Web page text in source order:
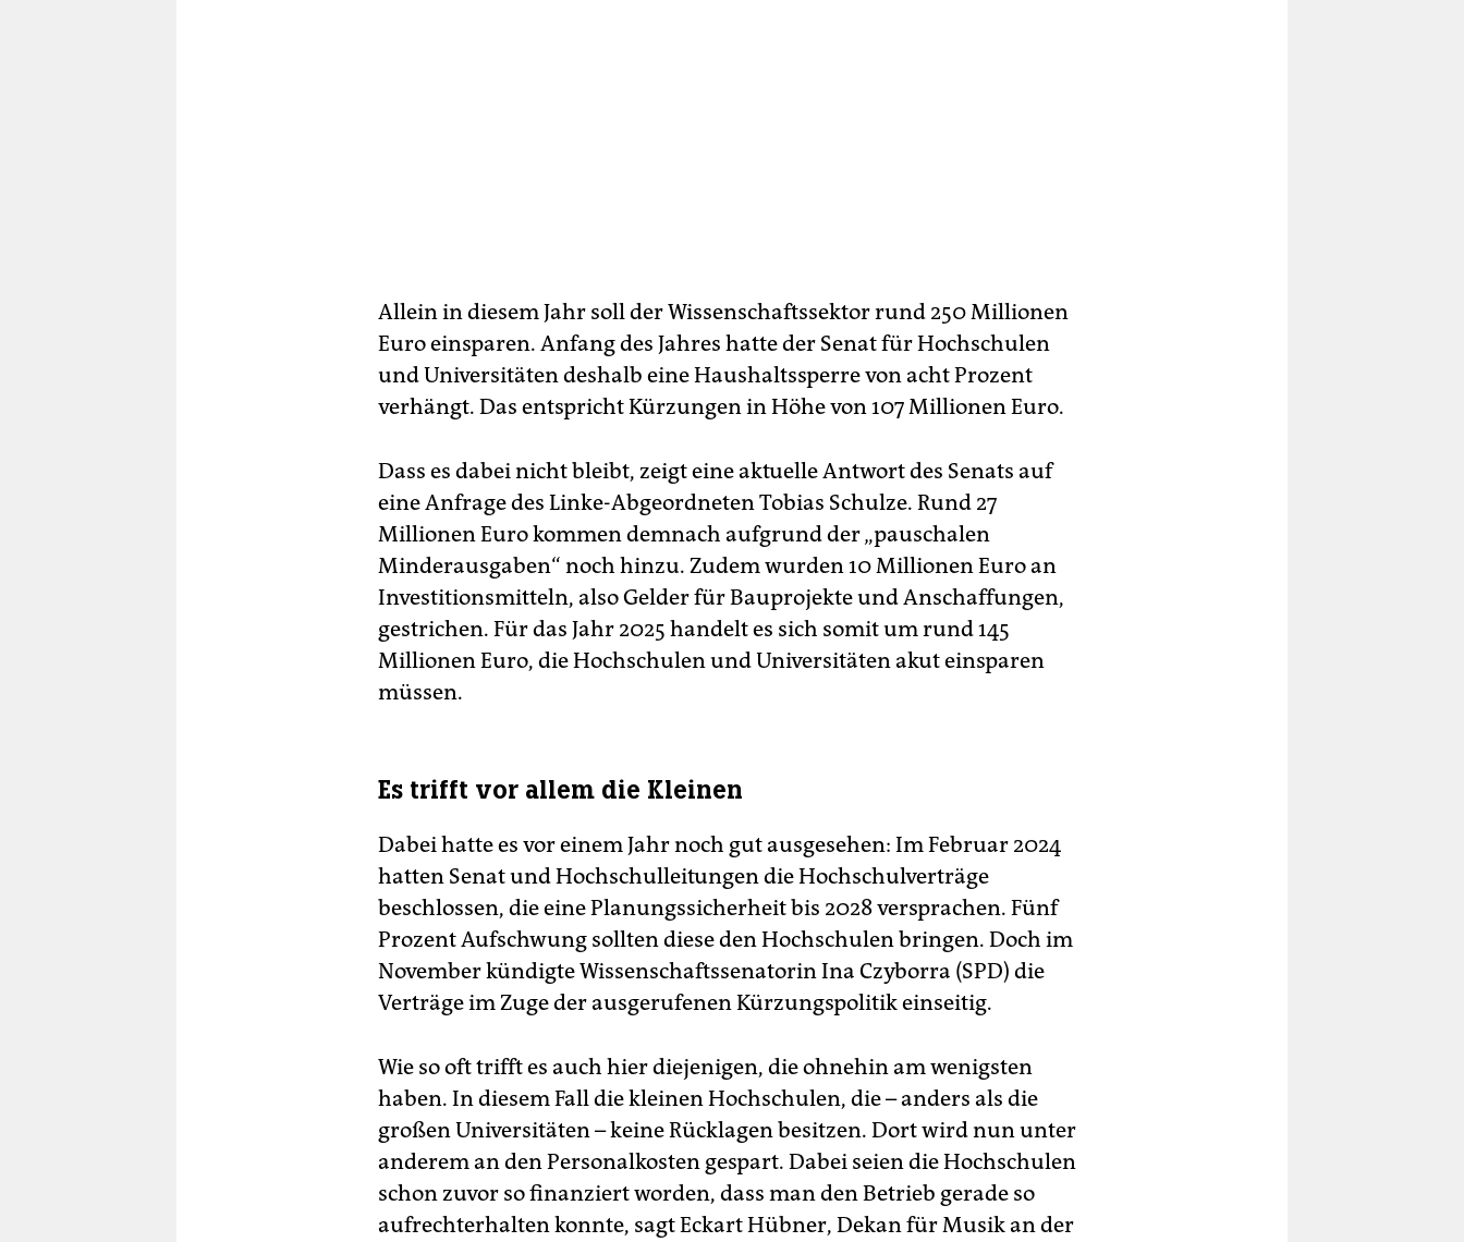
Allein in diesem Jahr soll der Wissenschaftssektor rund 250 Millionen
Euro einsparen. Anfang des Jahres hatte der Senat für Hochschulen
und Universitäten deshalb eine Haushaltssperre von acht Prozent
verhängt. Das entspricht Kürzungen in Höhe von 107 Millionen Euro.
Dass es dabei nicht bleibt, zeigt eine aktuelle Antwort des Senats auf
eine Anfrage des Linke-Abgeordneten Tobias Schulze. Rund 27
Millionen Euro kommen demnach aufgrund der „pauschalen
Minderausgaben“ noch hinzu. Zudem wurden 10 Millionen Euro an
Investitionsmitteln, also Gelder für Bauprojekte und Anschaffungen,
gestrichen. Für das Jahr 2025 handelt es sich somit um rund 145
Millionen Euro, die Hochschulen und Universitäten akut einsparen
müssen.
Es trifft vor allem die Kleinen
Dabei hatte es vor einem Jahr noch gut ausgesehen: Im Februar 2024
hatten Senat und Hochschulleitungen die Hochschulverträge
beschlossen, die eine Planungssicherheit bis 2028 versprachen. Fünf
Prozent Aufschwung sollten diese den Hochschulen bringen. Doch im
November kündigte Wissenschaftssenatorin Ina Czyborra (SPD) die
Verträge im Zuge der ausgerufenen Kürzungspolitik einseitig.
Wie so oft trifft es auch hier diejenigen, die ohnehin am wenigsten
haben. In diesem Fall die kleinen Hochschulen, die – anders als die
großen Universitäten – keine Rücklagen besitzen. Dort wird nun unter
anderem an den Personalkosten gespart. Dabei seien die Hochschulen
schon zuvor so finanziert worden, dass man den Betrieb gerade so
aufrechterhalten konnte, sagt Eckart Hübner, Dekan für Musik an der